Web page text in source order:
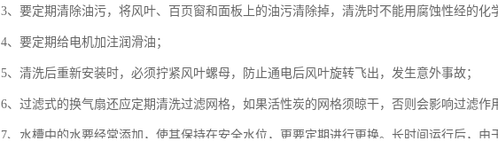
3、要定期清除油污，将风叶、百页窗和面板上的油污清除掉，清洗时不能用腐蚀性经的化
4、要定期给电机加注润滑油；
5、清洗后重新安装时，必须拧紧风叶螺母，防止通电后风叶旋转飞出，发生意外事故；
6、过滤式的换气扇还应定期清洗过滤网格，如果活性炭的网格须晾干，否则会影响过滤作
7、水槽中的水要经常添加，使其保持在安全水位，更要定期进行更换。长时间运行后，